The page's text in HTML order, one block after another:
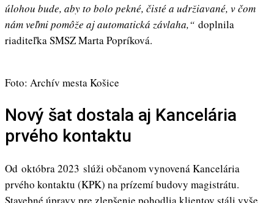
úlohou bude, aby to bolo pekné, čisté a udržiavané, v čom
nám veľmi pomôže aj automatická závlaha,“ doplnila
riaditeľka SMSZ Marta Popríková.
Foto: Archív mesta Košice
Nový šat dostala aj Kancelária
prvého kontaktu
Od októbra 2023 slúži občanom vynovená Kancelária
prvého kontaktu (KPK) na prízemí budovy magistrátu.